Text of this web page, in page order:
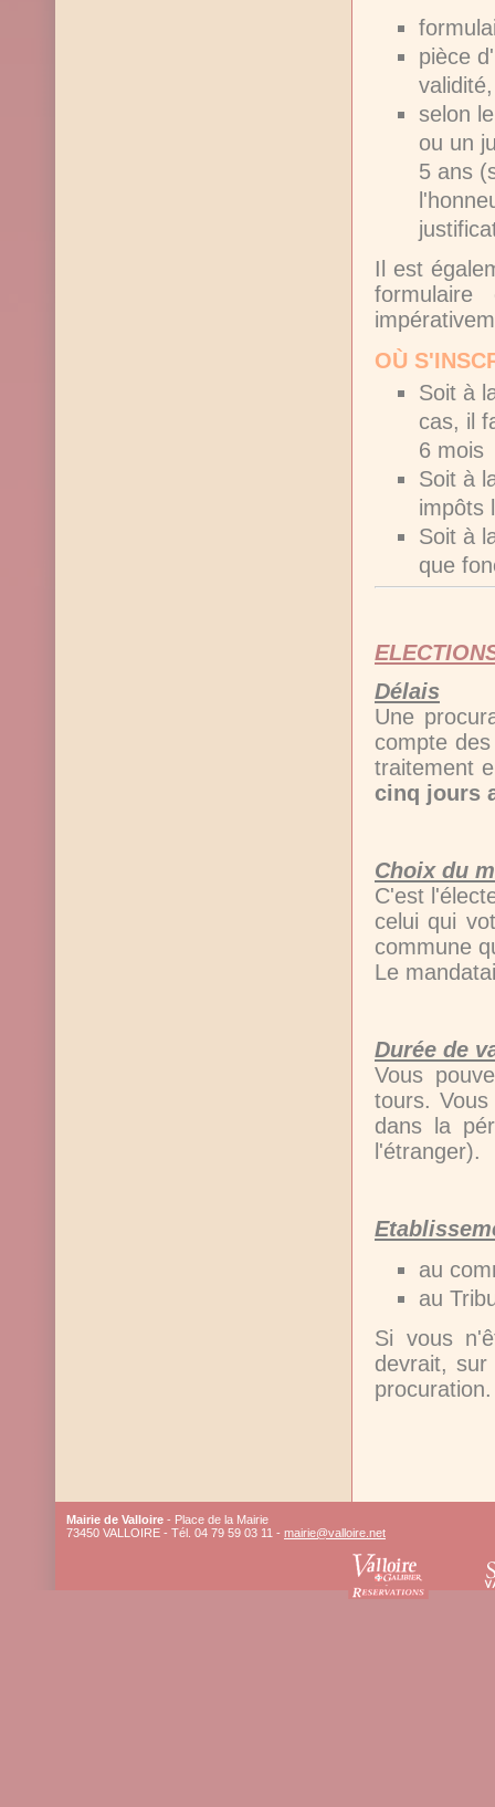
pièce
validité,
selon
ou un
5 ans
Il est
OÙ
Soit à
cas, il
6 mois
Soit à
impôts
Soit à
que
Délais
Une
compte
traitement
cinq jours
Choix du
C'est
celui qui
commune
Le
Durée de
Vous
tours.
dans la
l'étranger).
au
au
Si vous
devrait, sur
procuration.
Mairie de Valloire - Place de la Mairie
73450 VALLOIRE - Tél. 04 79 59 03 11 - mairie@valloire.net